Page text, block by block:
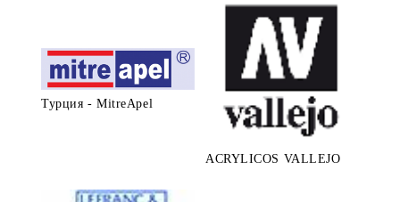
Турция - MitreApel
ACRYLICOS VALLEJO